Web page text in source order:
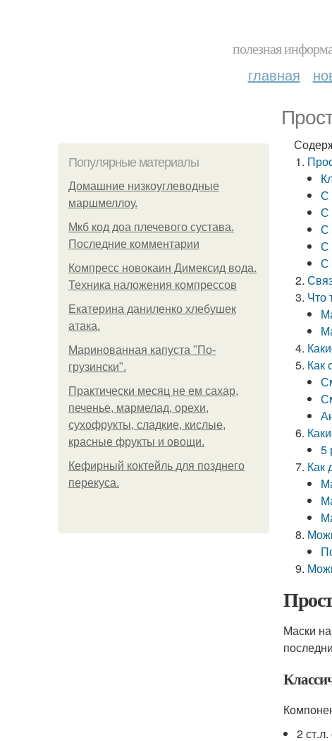
полезная
главная
Популярные материалы
Домашние низкоуглеводные
маршмеллоу.
Мкб код доа плечевого сустава.
Последние комментарии
Компресс новокаин Димексид вода.
Техника наложения компрессов
Екатерина даниленко хлебушек
атака.
Маринованная капуста "По-
грузински".
Практически месяц не ем сахар,
печенье, мармелад, орехи,
сухофрукты, сладкие, кислые,
красные фрукты и овощи.
Кефирный коктейль для позднего
перекуса.
С
С
С
С
С
Что
Как
5
Как
Маски
2